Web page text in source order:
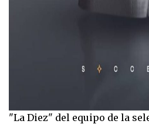
"La Diez" del equipo de la